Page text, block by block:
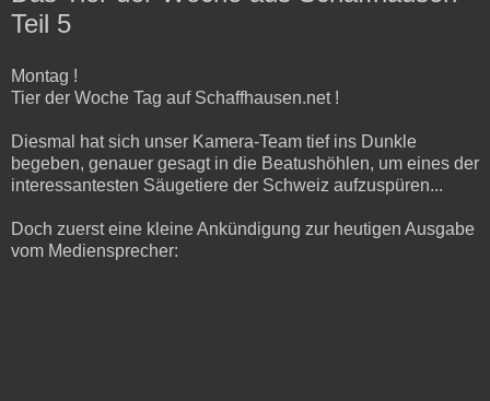
Teil 5
Montag !
Tier der Woche Tag auf Schaffhausen.net !
Diesmal hat sich unser Kamera-Team tief ins Dunkle
begeben, genauer gesagt in die Beatushöhlen, um eines der
interessantesten Säugetiere der Schweiz aufzuspüren...
Doch zuerst eine kleine Ankündigung zur heutigen Ausgabe
vom Mediensprecher: